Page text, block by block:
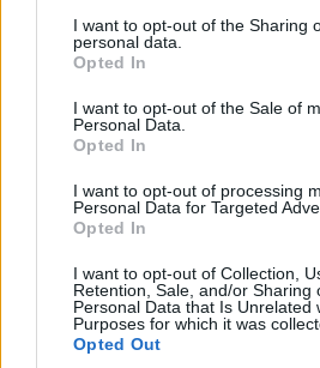
not limited to your visit or usage
grant or deny consent to Google and
use your data for below specified
consent section.
I want to opt-out of the Sharing
personal data.
Opted In
I want to opt-out of the Sale of
Personal Data.
Opted In
I want to opt-out of processing
Personal Data for Targeted
Opted In
I want to opt-out of Collection,
Retention, Sale, and/or Sharing
Personal Data that Is Unrelated
Purposes for which it was
Opted Out
A legalább 100 főt
lesznek jelenteni többek
munkavállalók közötti
munkavállalók arányát az
valamint az egyes munkavállalói
kiegészítő vagy változó
Dr. Gera Anna, a KPMG Legal
szakértője szerint az első